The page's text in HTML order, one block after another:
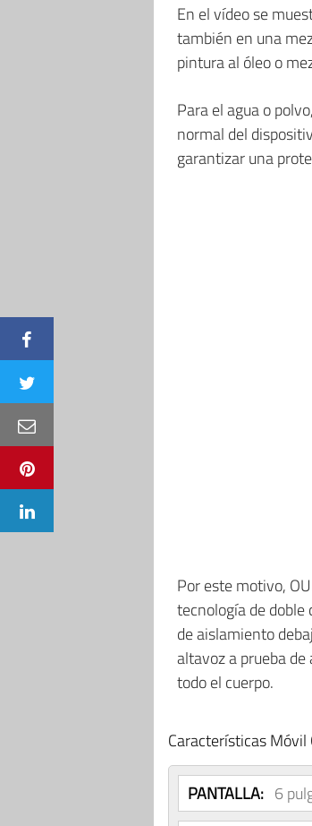
En el vídeo se
también en una
pintura al óleo o
Para el agua o
normal del
garantizar una
Por este motivo,
tecnología de
de aislamiento
altavoz a prueba
todo el cuerpo.
Características Móvil
PANTALLA: 6